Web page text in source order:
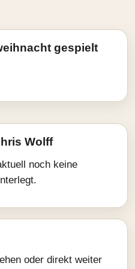
gespielt
Wolff
noch keine
oder direkt weiter